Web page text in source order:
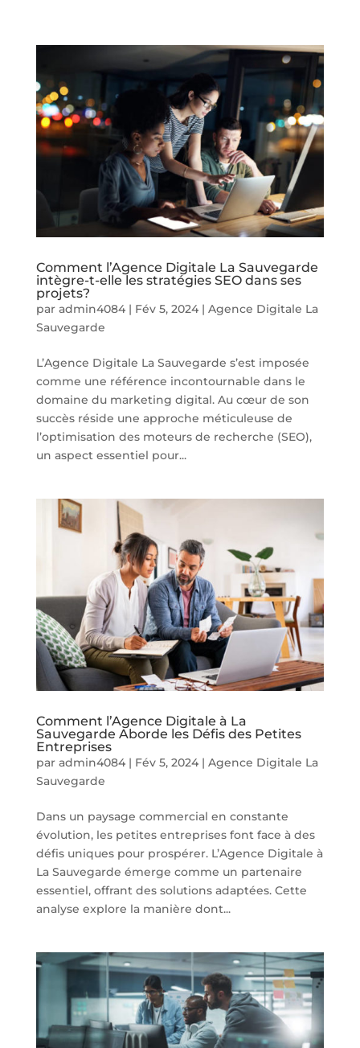
Comment l’Agence Digitale La Sauvegarde
intègre-t-elle les stratégies SEO dans ses
projets?
par admin4084| Fév 5, 2024| Agence Digitale La
Sauvegarde
L’Agence Digitale La Sauvegarde s’est imposée
comme une référence incontournable dans le
domaine du marketing digital. Au cœur de son
succès réside une approche méticuleuse de
l’optimisation des moteurs de recherche (SEO),
un aspect essentiel pour...
Comment l’Agence Digitale à La
Sauvegarde Aborde les Défis des Petites
Entreprises
par admin4084| Fév 5, 2024| Agence Digitale La
Sauvegarde
Dans un paysage commercial en constante
évolution, les petites entreprises font face à des
défis uniques pour prospérer. L’Agence Digitale à
La Sauvegarde émerge comme un partenaire
essentiel, offrant des solutions adaptées. Cette
analyse explore la manière dont...